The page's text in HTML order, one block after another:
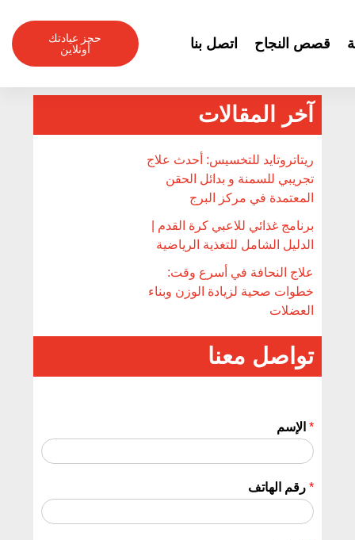
content
حجز عيادتك
أونلاين
قصص النجاح اتصل بنا
آخر المقالات
ريتاتروتايد للتخسيس: أحدث علاج
تجريبي للسمنة و بدائل الحقن
المعتمدة في مركز البرج
برنامج غذائي للاعبي كرة القدم |
الدليل الشامل للتغذية الرياضية
علاج النحافة في أسرع وقت:
خطوات صحية لزيادة الوزن وبناء
العضلات
تواصل معنا
*
*